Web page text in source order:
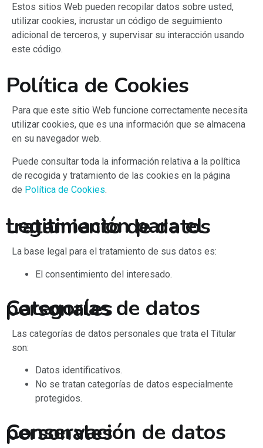
Estos sitios Web pueden recopilar datos sobre usted,
utilizar cookies, incrustar un código de seguimiento
adicional de terceros, y supervisar su interacción usando
este código.
Política de Cookies
Para que este sitio Web funcione correctamente necesita
utilizar cookies, que es una información que se almacena
en su navegador web.
Puede consultar toda la información relativa a la política
de recogida y tratamiento de las cookies en la página
de Política de Cookies.
Legitimación para el tratamiento de datos
La base legal para el tratamiento de sus datos es:
El consentimiento del interesado.
Categorías de datos personales
Las categorías de datos personales que trata el Titular
son:
Datos identificativos.
No se tratan categorías de datos especialmente
protegidos.
Conservación de datos personales